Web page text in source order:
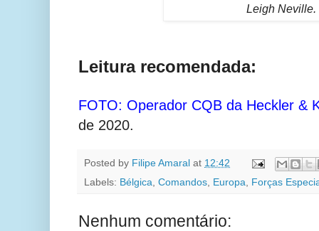
Leigh Neville.
Leitura recomendada:
FOTO: Operador CQB da Heckler &
de 2020.
Posted by Filipe Amaral at 12:42
Labels: Bélgica Comandos Europa Forças
Nenhum comentário: